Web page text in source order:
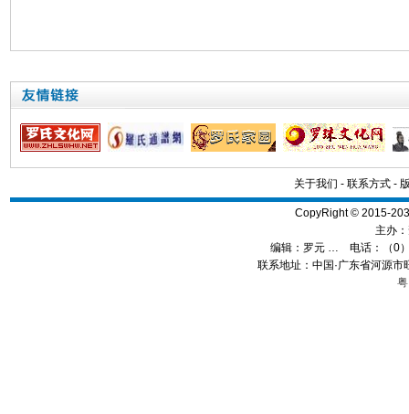
关于我们 - 联系方式-
CopyRight © 2015-
主办：
编辑： 罗元 … 电话：（0
联系地址：中国·广东省河源